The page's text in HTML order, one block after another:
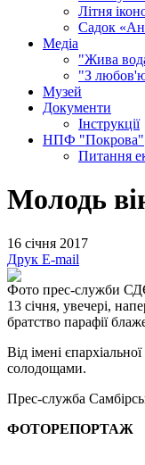
Літня
Садок
Медіа
"Жива
"З любов'ю
Музей
Документи
Інструкції
НПФ "Покрова"
Питання
Молодь
16 січня 2017
Друк E-mail
Фото прес-служби
13 січня, увечері,
братство парафії
Від імені
солодощами.
Прес-служба
ФОТОРЕПОРТАЖ